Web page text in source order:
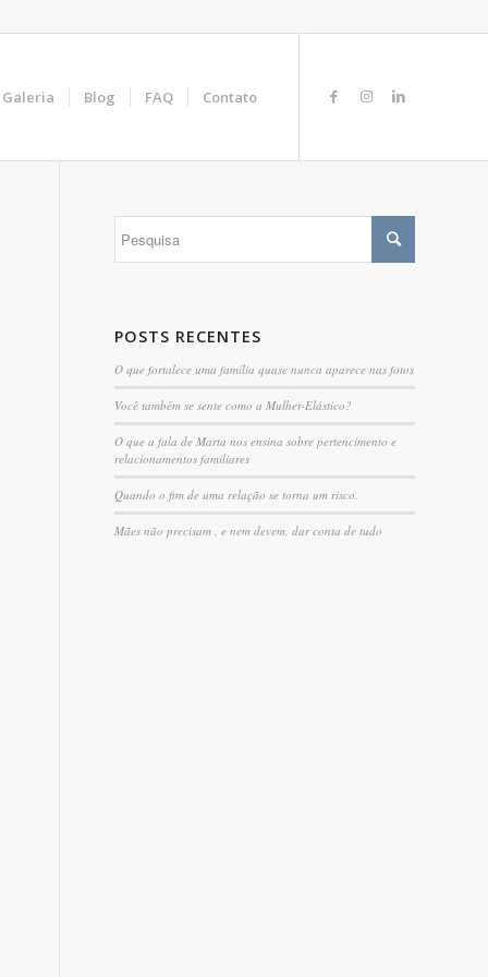
Galeria Blog FAQ Contato
POSTS RECENTES
O que fortalece uma família quase nunca aparece nas fotos
Você também se sente como a Mulher-Elástico?
O que a fala de Marta nos ensina sobre pertencimento e
relacionamentos familiares
Quando o fim de uma relação se torna um risco.
Mães não precisam , e nem devem, dar conta de tudo